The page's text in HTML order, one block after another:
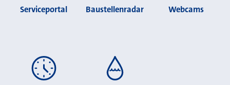
Serviceportal Baustellenradar Webcams